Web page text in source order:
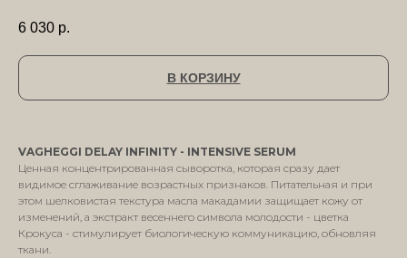
6 030 р.
В КОРЗИНУ
VAGHEGGI DELAY INFINITY - INTENSIVE SERUM
Ценная концентрированная сыворотка, которая сразу дает
видимое сглаживание возрастных признаков. Питательная и при
этом шелковистая текстура масла макадамии защищает кожу от
изменений, а экстракт весеннего символа молодости - цветка
Крокуса - стимулирует биологическую коммуникацию, обновляя
ткани.